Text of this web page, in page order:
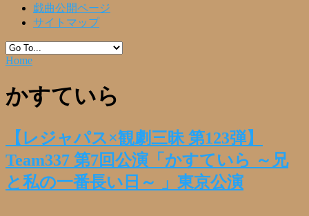
戯曲公開ページ
サイトマップ
Home
かすていら
【レジャパス×観劇三昧 第123弾】
Team337 第7回公演「かすていら ～兄
と私の一番長い日～ 」東京公演